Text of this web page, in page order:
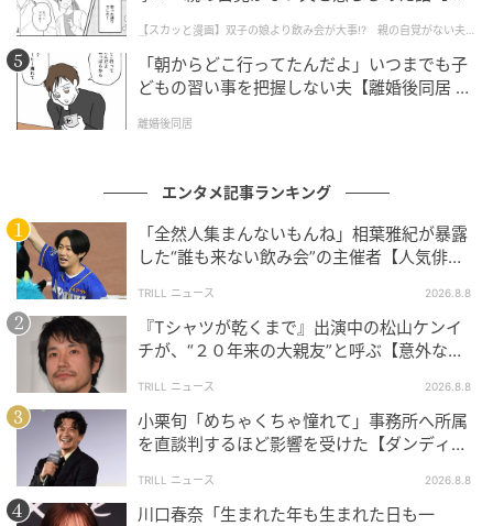
家族だけの特別な呼び名“トト”。その由来には、ジブ
リ映画のあたたかな記憶と、子どもたち一人ひとりに
かける木村さんの思いが込められています。普段はな
り木村拓哉さんのことが好きになってしまいそうです
ね。
芸能人といえど、家族の間にはユーモアやあたたかい
エピソードがたくさん。今回の“トト”エピソードも、
家族の絆と愛情を感じさせてくれるものでした。これ
からも木村さんファミリーのやりとりや意外な一面
に、ますます注目が集まりそうです。
次の記事
#1 「ママ、生きてるよね？」寝ていると思
って部屋を開けたら
【スカッと漫画】双子の娘より飲み会が大事!? 親の自覚がない夫を
懲らしめた話
「朝からどこ行ってたんだよ」いつまでも子
どもの習い事を把握しない夫【離婚後同居 Vo
離婚後同居
エンタメ記事ランキング
「全然人集まんないもんね」相葉雅紀が暴露
した“誰も来ない飲み会”の主催者【人気俳
TRILL ニュース 2026.8.8
『Tシャツが乾くまで』出演中の松山ケンイ
チが、“２０年来の大親友”と呼ぶ【意外な人
TRILL ニュース 2026.8.8
小栗旬「めちゃくちゃ憧れて」事務所へ所属
を直談判するほど影響を受けた【ダンディ俳
TRILL ニュース 2026.8.8
川口春奈「生まれた年も生まれた日も一